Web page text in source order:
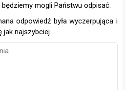
będziemy mogli Państwu odpisać.
odpowiedź była wyczerpująca i
jak najszybciej.